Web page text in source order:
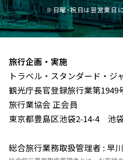
※日曜・祝日は翌営業日
旅行企画・実施
トラベル・スタンダード・ジ
観光庁長官登録旅行業第1949
旅行業協会 正会員
東京都豊島区池袋2-14-4 池
総合旅行業務取扱管理者 : 早